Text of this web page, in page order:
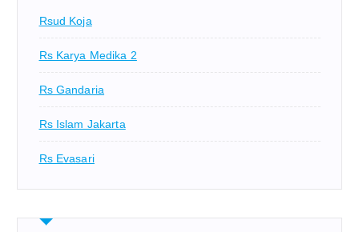
Rsud Koja
Rs Karya Medika 2
Rs Gandaria
Rs Islam Jakarta
Rs Evasari